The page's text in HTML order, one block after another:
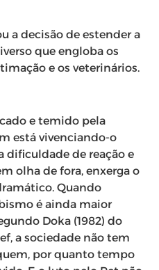
a decisão de estender a
que engloba os
e os veterinários.
e temido pela
está vivenciando-o
dificuldade de reação e
olha de fora, enxerga o
Quando
é ainda maior
Doka (1982) do
a sociedade não tem
por quanto tempo